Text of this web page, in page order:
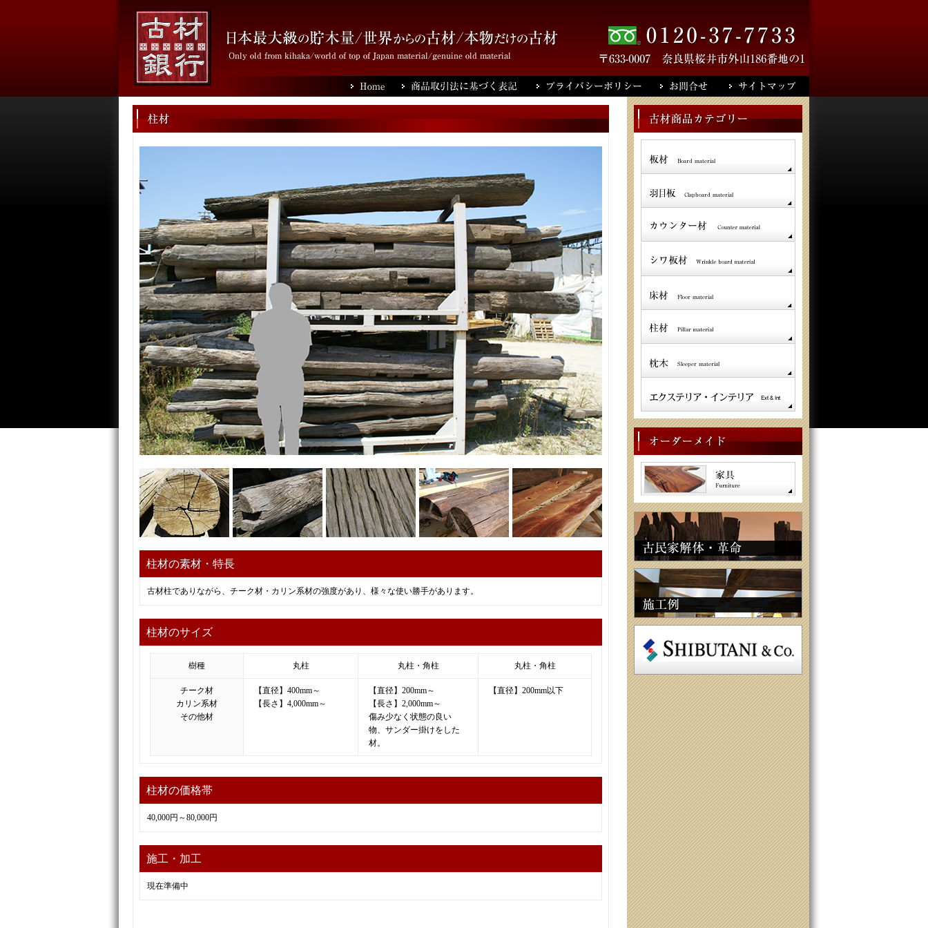
柱材の素材・特長
古材柱でありながら、チーク材・カリン系材の強度があり、様々な使い勝手があります。
柱材のサイズ
樹種 丸柱 丸柱・角柱 丸柱・角柱
チーク材
カリン系材
その他材
【直径】400mm～
【長さ】4,000mm～
【直径】200mm～
【長さ】2,000mm～
傷み少なく状態の良い
物、サンダー掛けをした
材。
【直径】200mm以下
柱材の価格帯
40,000円～80,000円
施工・加工
現在準備中